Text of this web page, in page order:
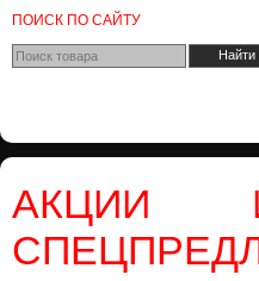
ПОИСК ПО САЙТУ
АКЦИИ